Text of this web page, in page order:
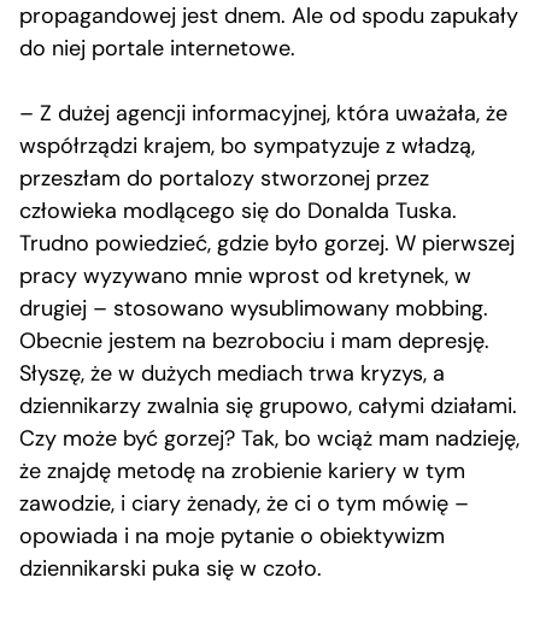
propagandowej jest dnem. Ale od spodu zapukały
do niej portale internetowe.
– Z dużej agencji informacyjnej, która uważała, że
współrządzi krajem, bo sympatyzuje z władzą,
przeszłam do portalozy stworzonej przez
człowieka modlącego się do Donalda Tuska.
Trudno powiedzieć, gdzie było gorzej. W pierwszej
pracy wyzywano mnie wprost od kretynek, w
drugiej – stosowano wysublimowany mobbing.
Obecnie jestem na bezrobociu i mam depresję.
Słyszę, że w dużych mediach trwa kryzys, a
dziennikarzy zwalnia się grupowo, całymi działami.
Czy może być gorzej? Tak, bo wciąż mam nadzieję,
że znajdę metodę na zrobienie kariery w tym
zawodzie, i ciary żenady, że ci o tym mówię –
opowiada i na moje pytanie o obiektywizm
dziennikarski puka się w czoło.